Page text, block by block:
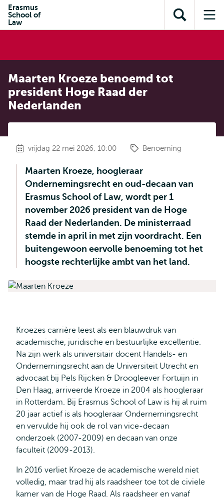
inhoud
Direct naar
subnavigatie
Erasmus
School of
Law
Toon
zoekveld
Maarten Kroeze benoemd tot
president Hoge Raad der
Nederlanden
vrijdag 22 mei 2026, 10:00 Benoeming
Maarten Kroeze, hoogleraar
Ondernemingsrecht en oud-decaan van
Erasmus School of Law, wordt per 1
november 2026 president van de Hoge
Raad der Nederlanden. De ministerraad
stemde in april in met zijn voordracht. Een
buitengewoon eervolle benoeming tot het
hoogste rechterlijke ambt van het land.
Kro­ezes carrière leest als een blauwdruk van
academische, juridische en bestuurlijke excellentie.
Na zijn werk als universitair docent Handels- en
Ondernemingsrecht aan de Universiteit Utrecht en
advocaat bij Pels Rijcken & Droogleever Fortuijn in
Den Haag, arriveerde Kroeze in 2004 als hoogleraar
in Rotterdam. Bij Erasmus School of Law is hij al ruim
20 jaar actief is als hoogleraar Ondernemingsrecht
en vervulde hij ook de rol van vice-decaan
onderzoek (2007-2009) en decaan van onze
faculteit (2009-2013).
In 2016 verliet Kroeze de academische wereld niet
volledig, maar trad hij als raadsheer toe tot de civiele
kamer van de Hoge Raad. Als raadsheer en vanaf